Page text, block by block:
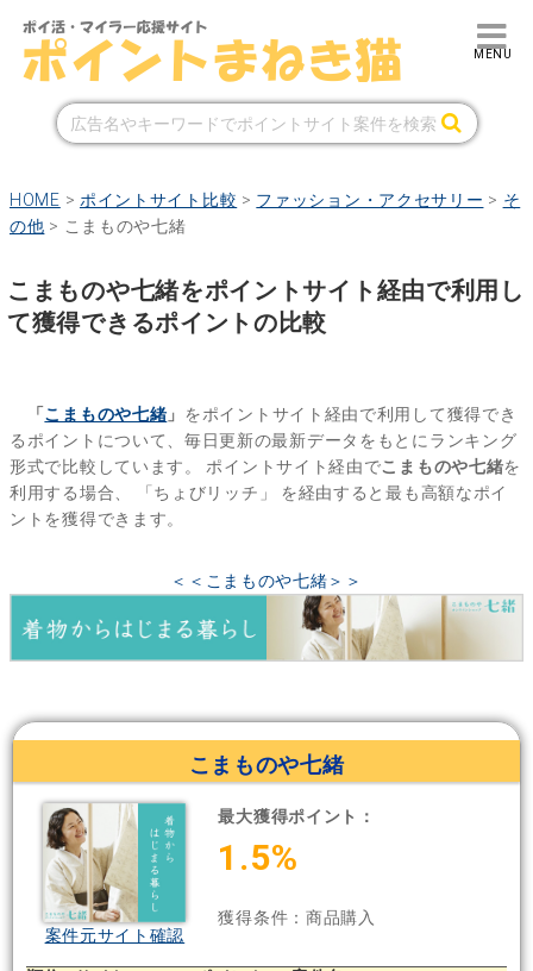
HOME > ポイントサイト比較 > ファッション・アクセサリー > そ
の他 > こまものや七緒
こまものや七緒をポイントサイト経由で利用し
て獲得できるポイントの比較
「 こまものや七緒 」 をポイントサイト経由で利用して獲得でき
るポイントについて、毎日更新の最新データをもとにランキング
形式で比較しています。 ポイントサイト経由でこまものや七緒を
利用する場合、
「ちょびリッチ」
を経由すると最も高額なポイ
ントを獲得できます。
＜＜こまものや七緒＞＞
こまものや七緒
案件元サイト確認
最大獲得ポイント：
1.5%
獲得条件：商品購入